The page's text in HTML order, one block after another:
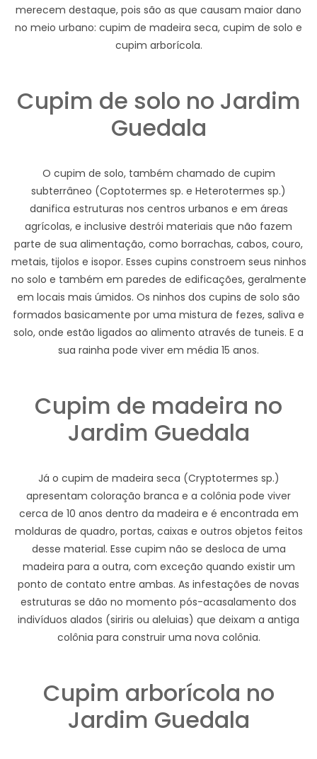
merecem destaque, pois são as que causam maior dano
no meio urbano: cupim de madeira seca, cupim de solo e
cupim arborícola.
Cupim de solo no Jardim
Guedala
O cupim de solo, também chamado de cupim
subterrâneo (Coptotermes sp. e Heterotermes sp.)
danifica estruturas nos centros urbanos e em áreas
agrícolas, e inclusive destrói materiais que não fazem
parte de sua alimentação, como borrachas, cabos, couro,
metais, tijolos e isopor. Esses cupins constroem seus ninhos
no solo e também em paredes de edificações, geralmente
em locais mais úmidos. Os ninhos dos cupins de solo são
formados basicamente por uma mistura de fezes, saliva e
solo, onde estão ligados ao alimento através de tuneis. E a
sua rainha pode viver em média 15 anos.
Cupim de madeira no
Jardim Guedala
Já o cupim de madeira seca (Cryptotermes sp.)
apresentam coloração branca e a colônia pode viver
cerca de 10 anos dentro da madeira e é encontrada em
molduras de quadro, portas, caixas e outros objetos feitos
desse material. Esse cupim não se desloca de uma
madeira para a outra, com exceção quando existir um
ponto de contato entre ambas. As infestações de novas
estruturas se dão no momento pós-acasalamento dos
indivíduos alados (siriris ou aleluias) que deixam a antiga
colônia para construir uma nova colônia.
Cupim arborícola no
Jardim Guedala